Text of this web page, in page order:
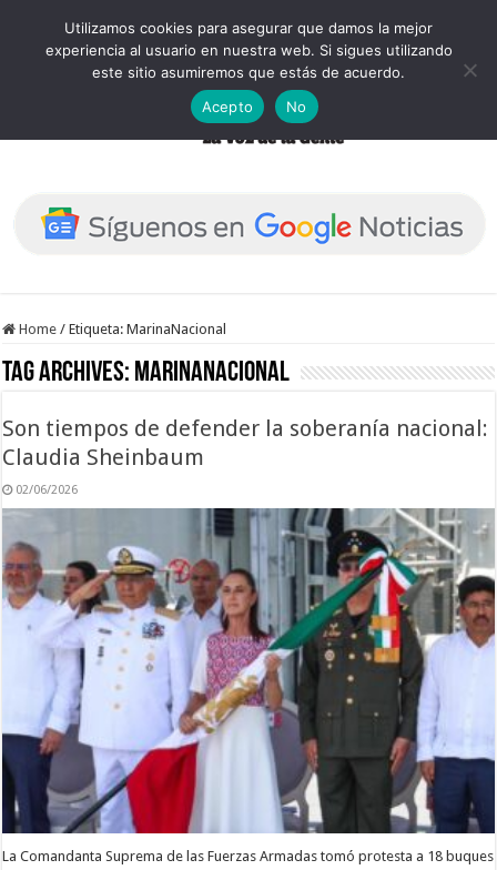
Home / Etiqueta:MarinaNacional
Tag Archives: MarinaNacional
Son tiempos de defender la soberanía nacional:
Claudia Sheinbaum
02/06/2026
La Comandanta Suprema de las Fuerzas Armadas tomó protesta a 18 buques
Utilizamos cookies para asegurar que damos la mejor
experiencia al usuario en nuestra web. Si sigues utilizando
este sitio asumiremos que estás de acuerdo.
Acepto
No